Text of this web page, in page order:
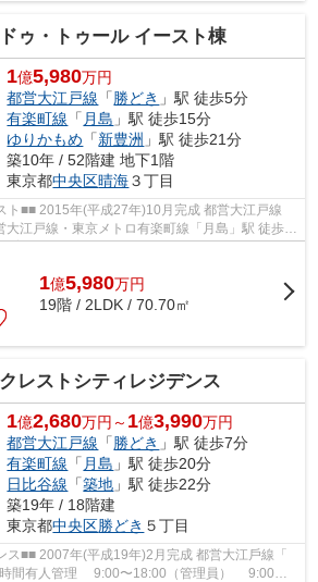
ドゥ・トゥール イースト棟
1億5,980万円
都営大江戸線 「 勝どき 」駅 徒歩5分
有楽町線 「 月島 」駅 徒歩15分
ゆりかもめ 「新豊洲 」駅 徒歩21分
築10年 / 52階建 地下1階
東京都中央区晴海３丁目
営大江戸線
1億5,980万円
19階 / 2LDK / 70.70㎡
クレストシティレジデンス
1億2,680万円～ 1億3,990万円
都営大江戸線 「 勝どき 」駅 徒歩7分
有楽町線 「 月島 」駅 徒歩20分
日比谷線 「築地 」駅 徒歩22分
築19年 / 18階建
東京都中央区勝どき ５丁目
⼤江⼾線「